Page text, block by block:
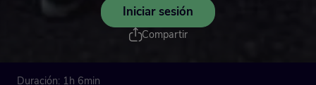
Iniciar sesión
Compartir
Duración: 1h 6min